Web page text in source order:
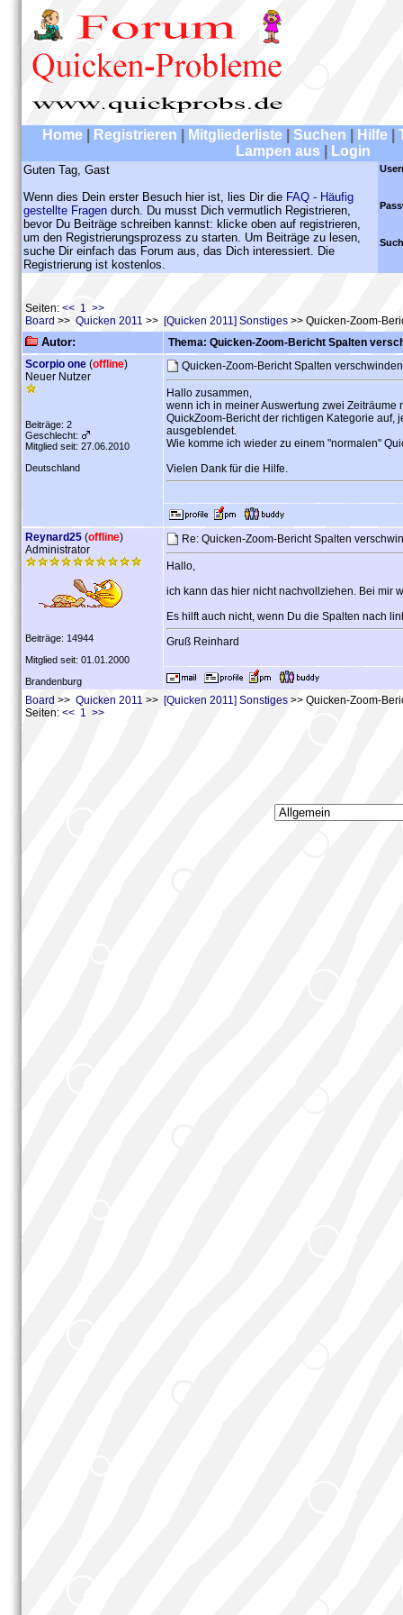
Home Registrieren Mitgliederliste Suchen Hilfe
Lampen aus
Login
Guten Tag, Gast
Wenn dies Dein erster Besuch hier ist, lies Dir die FAQ - Häufig
gestellte Fragen durch. Du musst Dich vermutlich Registrieren,
bevor Du Beiträge schreiben kannst: klicke oben auf registrieren,
um den Registrierungsprozess zu starten. Um Beiträge zu lesen,
suche Dir einfach das Forum aus, das Dich interessiert. Die
Registrierung ist kostenlos.
Seiten: << 1 >>
Board >> Quicken 2011 >> [Quicken 2011] Sonstiges >> Quicken-Zoom-
Autor:
Thema: Quicken-Zoom-Bericht Spalten
Scorpio one (offline)
Neuer Nutzer
Beiträge: 2
Geschlecht:
Mitglied seit: 27.06.2010
Deutschland
Quicken-Zoom-Bericht Spalten
Hallo zusammen,
wenn ich in meiner Auswertung zwei
QuickZoom-Bericht der richtigen Kategorie
ausgeblendet.
Wie komme ich wieder zu einem "normalen"
Vielen Dank für die Hilfe.
Reynard25 (offline)
Administrator
Beiträge: 14944
Mitglied seit: 01.01.2000
Brandenburg
Re: Quicken-Zoom-Bericht Spalten
Hallo,
ich kann das hier nicht nachvollziehen. Bei mir
Es hilft auch nicht, wenn Du die Spalten nach
Gruß Reinhard
Board >> Quicken 2011 >> [Quicken 2011] Sonstiges >> Quicken-Zoom-
Seiten: << 1 >>